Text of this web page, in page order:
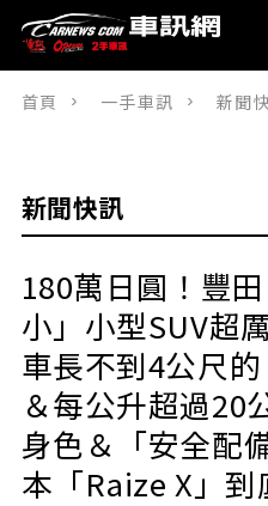
首頁 一手車訊 新聞
新聞快訊
180萬日圓！豐
小」小型SUV超
車長不到4公尺的
＆每公升超過20
身色＆「安全配
本「Raize X」到